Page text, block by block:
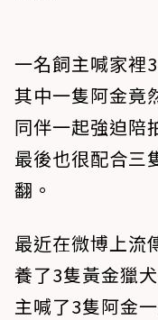
一名飼主喊家裡
其中一隻阿金竟
同伴一起強迫陪
最後也很配合三
翻。
最近在微博上流
養了3隻黃金獵
主喊了3隻阿金